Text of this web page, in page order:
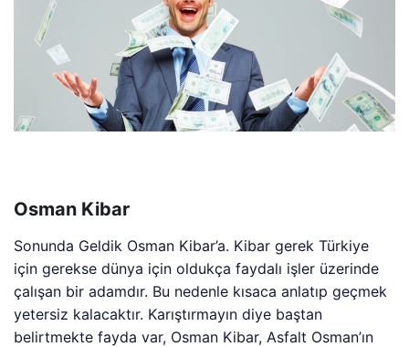
Osman Kibar
Sonunda Geldik Osman Kibar’a. Kibar gerek Türkiye
için gerekse dünya için oldukça faydalı işler üzerinde
çalışan bir adamdır. Bu nedenle kısaca anlatıp geçmek
yetersiz kalacaktır. Karıştırmayın diye baştan
belirtmekte fayda var, Osman Kibar, Asfalt Osman’ın